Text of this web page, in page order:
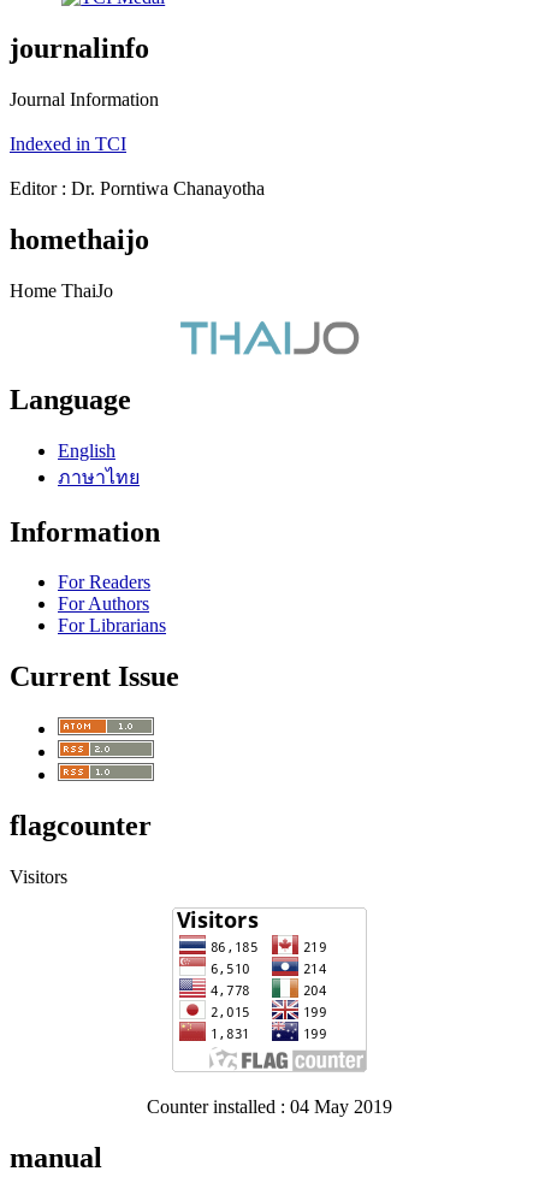
journalinfo
Journal Information
Indexed in TCI
Editor : Dr. Porntiwa Chanayotha
homethaijo
Home ThaiJo
Language
English
ภาษาไทย
Information
For Readers
For Authors
For Librarians
Current Issue
flagcounter
Visitors
Counter installed : 04 May 2019
manual